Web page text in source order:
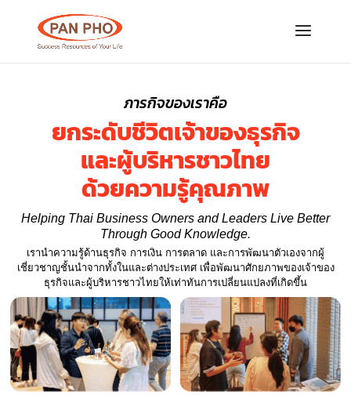
ภารกิจของเราคือ
ยกระดับชีวิตเจ้าของธุรกิจ
และผู้บริหารชาวไทย
ด้วยความรู้คุณภาพ
Helping Thai Business Owners and Leaders Live Better
Through Good Knowledge.
เรานำความรู้ด้านธุรกิจ การเงิน การตลาด และการพัฒนาตัวเองจากผู้
เชี่ยวชาญชั้นนำจากทั้งในและต่างประเทศ เพื่อพัฒนาศักยภาพของเจ้าของ
ธุรกิจและผู้บริหารชาวไทยให้เท่าทันการเปลี่ยนแปลงที่เกิดขึ้น